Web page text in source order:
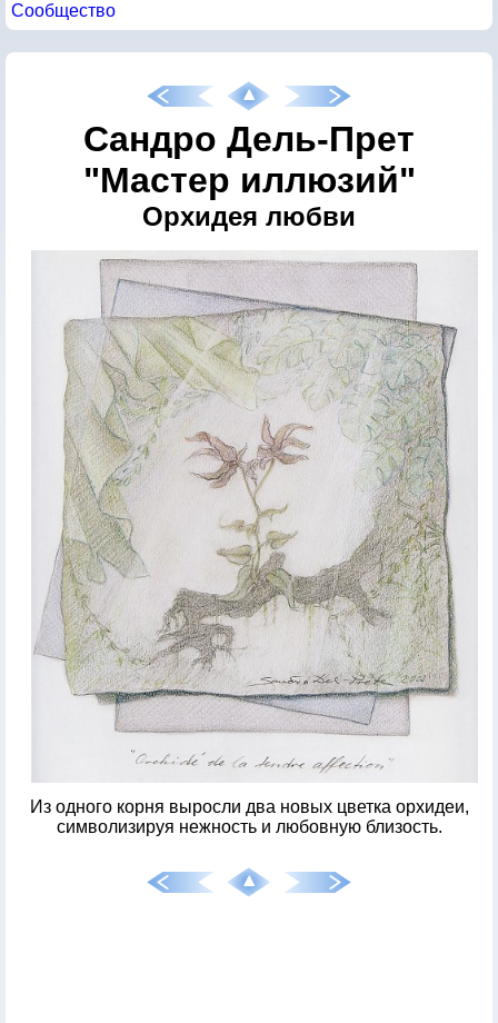
Сообщество
Сандро Дель-Прет
"Мастер иллюзий"
Орхидея любви
Из одного корня выросли два новых цветка орхидеи,
символизируя нежность и любовную близость.